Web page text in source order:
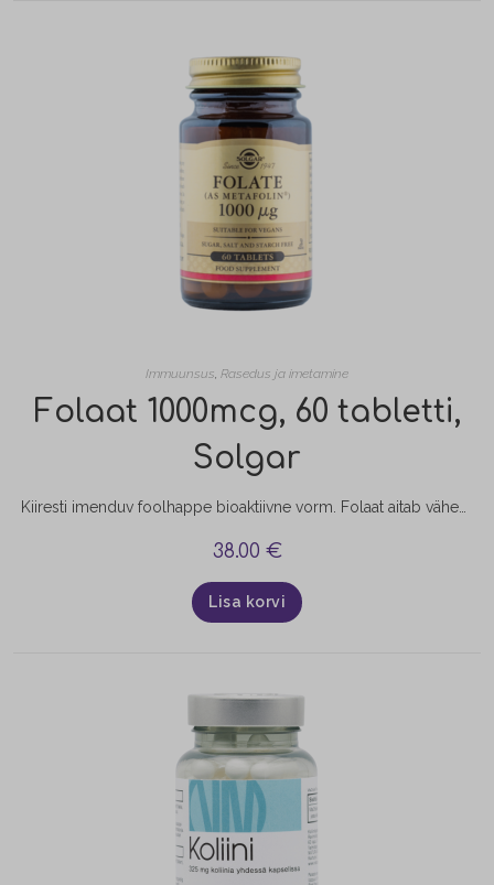
Immuunsus, Rasedus ja imetamine
Folaat 1000mcg, 60 tabletti,
Solgar
Kiiresti imenduv foolhappe bioaktiivne vorm. Folaat aitab vähendada väsimust ja kurnatust, osaleb rakujagunemise protsessis ja aitab kaasa paljudele muudele funktsioonidele. Folaat aitab kaasa ka kudede kasvule naise organismis raseduse ajal.
38.00 €
Lisa korvi